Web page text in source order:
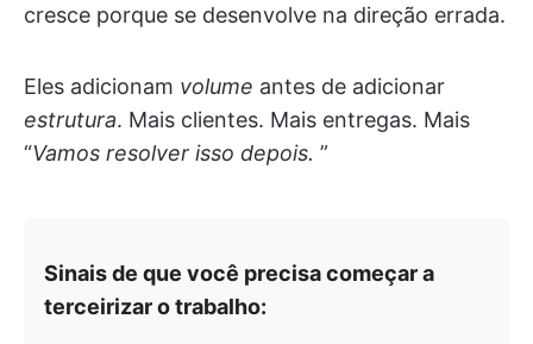
cresce porque se desenvolve na direção errada.
Eles adicionam volume antes de adicionar
estrutura. Mais clientes. Mais entregas. Mais
“Vamos resolver isso depois. ”
Sinais de que você precisa começar a
terceirizar o trabalho: